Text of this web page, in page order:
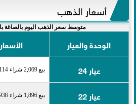
أسعار الذهب
متوسط سعر الذهب اليوم بالصاغة
الوحدة والعيار
عيار 24
بيع 2,069 شراء 2,114
عيار 22 بيع 1,896 شراء 1,938